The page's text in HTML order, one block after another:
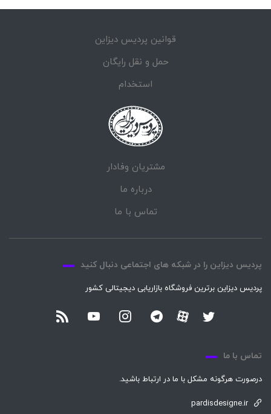
قوانین پردیس دیزاین
حمل و نقل رایگان
استخدام
مشتریان وفادار
درباره ما
تماس با ما
پردیس دیزاین را در شبکه های اجتماعی دنبال کنید
پردیس دیزاین برترین فروشگاه بازاریابی دیجیتالی کشور
تماس با ما
درصورت هرگونه مشکل با ما در ارتباط باشید.
pardisdesigne.ir